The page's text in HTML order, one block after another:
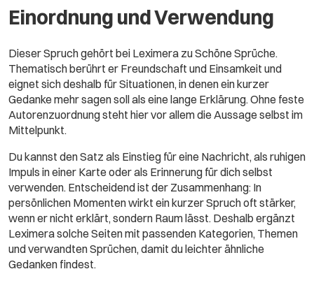
Einordnung und Verwendung
Dieser Spruch gehört bei Leximera zu Schöne Sprüche.
Thematisch berührt er Freundschaft und Einsamkeit und
eignet sich deshalb für Situationen, in denen ein kurzer
Gedanke mehr sagen soll als eine lange Erklärung. Ohne feste
Autorenzuordnung steht hier vor allem die Aussage selbst im
Mittelpunkt.
Du kannst den Satz als Einstieg für eine Nachricht, als ruhigen
Impuls in einer Karte oder als Erinnerung für dich selbst
verwenden. Entscheidend ist der Zusammenhang: In
persönlichen Momenten wirkt ein kurzer Spruch oft stärker,
wenn er nicht erklärt, sondern Raum lässt. Deshalb ergänzt
Leximera solche Seiten mit passenden Kategorien, Themen
und verwandten Sprüchen, damit du leichter ähnliche
Gedanken findest.